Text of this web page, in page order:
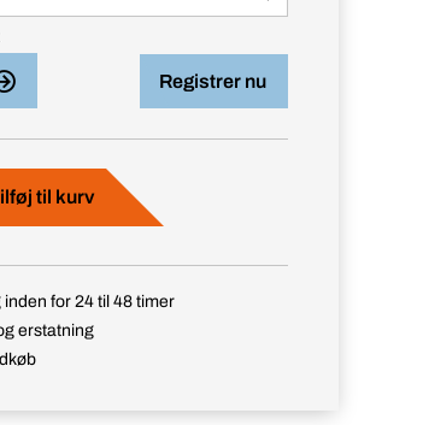
Registrer nu
til kurv
inden for 24 til 48 timer
erstatning